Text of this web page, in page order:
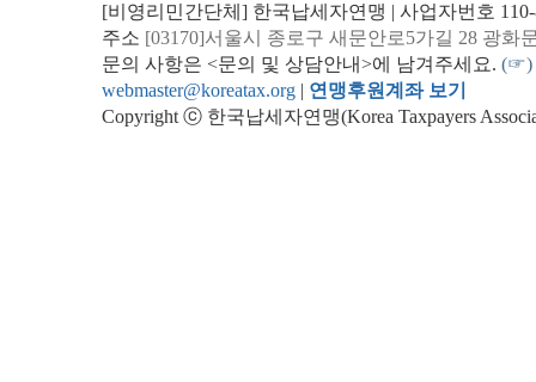
[비영리민간단체] 한국납세자연맹 | 사업자번호
주소 [03170]서울시 종로구 새문안로5가길 28 광화
문의 사항은 <문의 및 상담안내>에 남겨주세요. (☞)
webmaster@koreatax.org | 연맹후원계좌 보기
Copyright ⓒ 한국납세자연맹(Korea Taxpayers